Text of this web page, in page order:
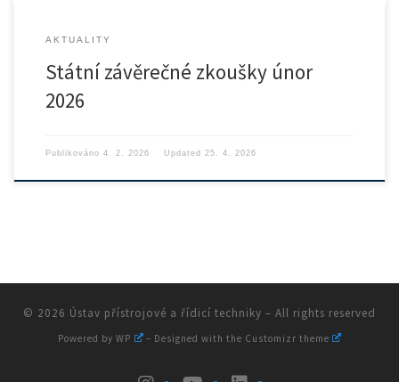
AKTUALITY
Státní závěrečné zkoušky únor
2026
Publikováno 4. 2. 2026 Updated 25. 4. 2026
© 2026 Ústav přístrojové a řídicí techniky – All rights reserved
Powered byWP – Designed with the Customizr theme